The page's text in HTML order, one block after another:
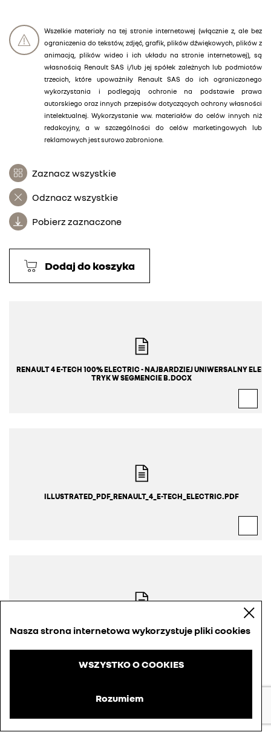
Wszelkie materiały na tej stronie internetowej (włącznie z, ale bez
ograniczenia do tekstów, zdjęć, grafik, plików dźwiękowych, plików z
animacją, plików wideo i ich układu na stronie internetowej), są
własnością Renault SAS i/lub jej spółek zależnych lub podmiotów
trzecich, które upoważniły Renault SAS do ich ograniczonego
wykorzystania i podlegają ochronie na podstawie prawa
autorskiego oraz innych przepisów dotyczących ochrony własności
intelektualnej. Wykorzystanie ww. materiałów do celów innych niż
redakcyjny, a w szczególności do celów marketingowych lub
reklamowych jest surowo zabronione.
Zaznacz wszystkie
Odznacz wszystkie
Pobierz zaznaczone
Dodaj do koszyka
RENAULT 4 E-TECH 100% ELECTRIC - NAJBARDZIEJ UNIWERSALNY ELEK
TRYK W SEGMENCIE B.DOCX
ILLUSTRATED_PDF_RENAULT_4_E-TECH_ELECTRIC.PDF
Nasza strona internetowa wykorzystuje pliki cookies
WSZYSTKO O COOKIES
Rozumiem